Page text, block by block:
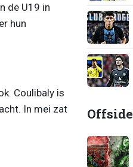
de U19 in
hun
Coulibaly is
In mei zat
Offside